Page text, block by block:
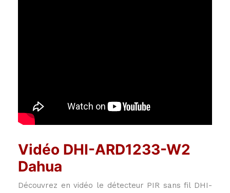
Vidéo DHI-ARD1233-W2
Dahua
Découvrez en vidéo le détecteur PIR sans fil DHI-